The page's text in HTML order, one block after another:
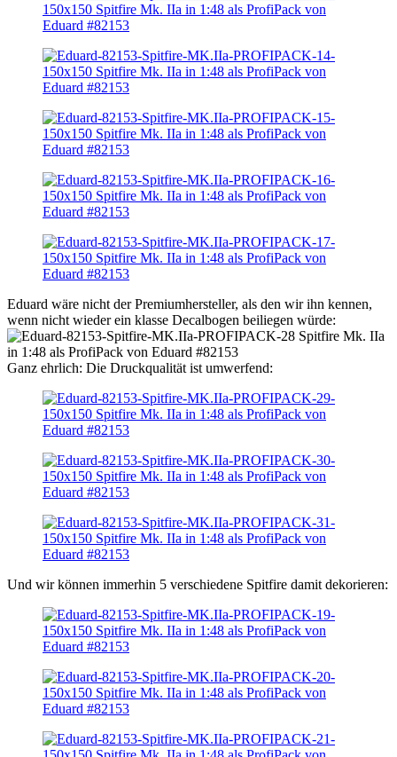
Eduard wäre nicht der Premiumhersteller, als den wir ihn kennen,
wenn nicht wieder ein klasse Decalbogen beiliegen würde:
Ganz ehrlich: Die Druckqualität ist umwerfend:
Und wir können immerhin 5 verschiedene Spitfire damit dekorieren: